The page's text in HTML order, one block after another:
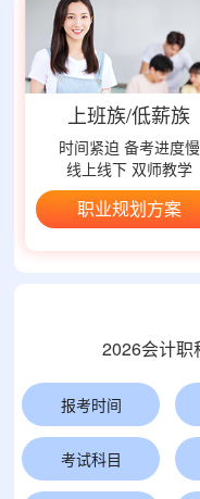
上班族/低薪族
时间紧迫 备考进度慢
线上线下 双师教学
职业规划方案
2026会计职
报考时间
考试科目